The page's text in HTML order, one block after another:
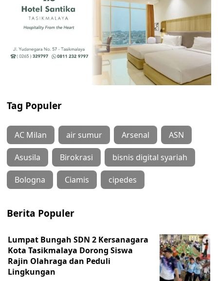
Tag Populer
AC Milan air sumur Arsenal ASN
Asusila Birokrasi bisnis digital syariah
Bologna Ciamis cipedes
Berita Populer
Lumpat Bungah SDN 2 Kersanagara
Kota Tasikmalaya Dorong Siswa
Rajin Olahraga dan Peduli
Lingkungan